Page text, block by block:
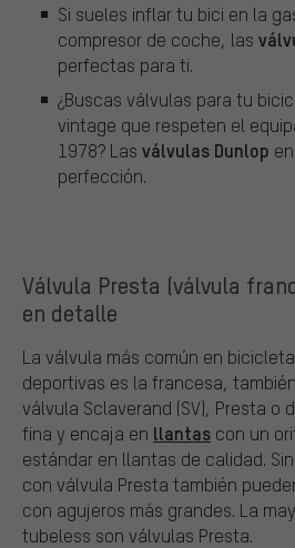
Si sueles inflar tu bici en la
compresor de coche, las
perfectas para ti.
¿Buscas válvulas para tu
vintage que respeten el
1978? Las válvulas Dunlop
perfección.
Válvula Presta (válvula
en detalle
La válvula más común en
deportivas es la francesa,
válvula Sclaverand (SV), Presta o
fina y encaja en llantas con un
estándar en llantas de calidad.
con válvula Presta también
con agujeros más grandes. La
tubeless son válvulas Presta.